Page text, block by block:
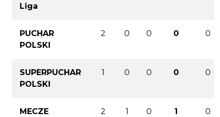
Liga
PUCHAR
POLSKI
2 0 0 0 0
SUPERPUCHAR
POLSKI
1 0 0 0 0
MECZE
2 1 0 1 0